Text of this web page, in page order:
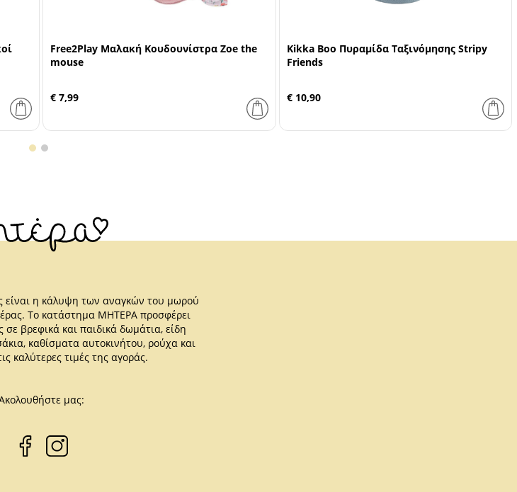
Free2Play Μαλακή Κουδουνίστρα Zoe the
mouse
€ 7,99
Kikka Boo Πυραμίδα Ταξινόμησης Stripy
Friends
€ 10,90
είναι η κάλυψη των αναγκών του μωρού
Το κατάστημα ΜΗΤΕΡΑ προσφέρει
σε βρεφικά και παιδικά δωμάτια, είδη
καθίσματα αυτοκινήτου, ρούχα και
καλύτερες τιμές της αγοράς.
μας: